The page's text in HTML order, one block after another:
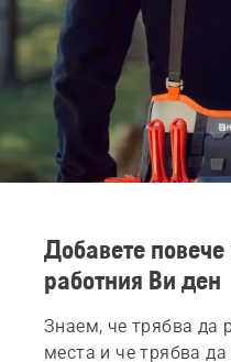
Добавете
работния Ви ден
Знаем, че трябва да
места и че трябва